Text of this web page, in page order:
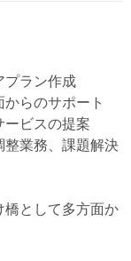
プラン作成
らのサポート
ービスの提案
整業務、課題解決
橋として多方面か